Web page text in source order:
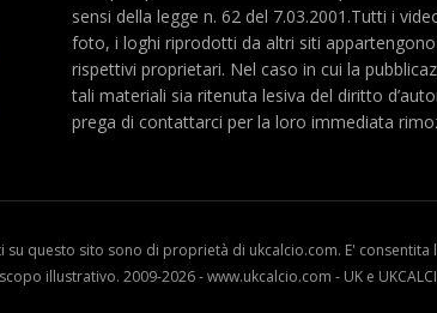
sensi della legge n. 62 del 7.03.2001.Tutti i
foto, i loghi riprodotti da altri siti
rispettivi proprietari. Nel caso in cui la
tali materiali sia ritenuta lesiva del diritto
prega di contattarci per la loro immediata
questo sito sono di proprietà di ukcalcio.com. E'
illustrativo. 2009-2026 - www.ukcalcio.com - UK e